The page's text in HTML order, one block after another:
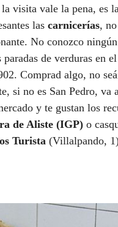
visita vale la pena, es
las carnicerías,
No conozco
de verduras en
Comprad algo, no
si no es San Pedro, va
y te gustan los
de Aliste (IGP) o
Turista (Villalpando,